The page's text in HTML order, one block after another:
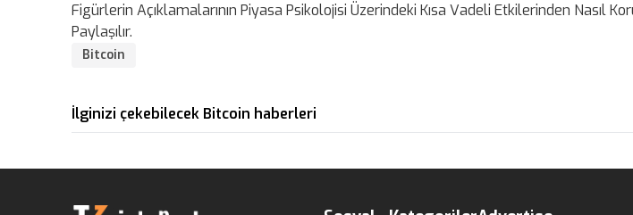
Figürlerin Açıklamalarının Piyasa Psikolojisi Üzerindeki Kısa Vadeli Etkilerinden Nasıl
Paylaşılır.
Bitcoin
İlginizi çekebilecek Bitcoin haberleri